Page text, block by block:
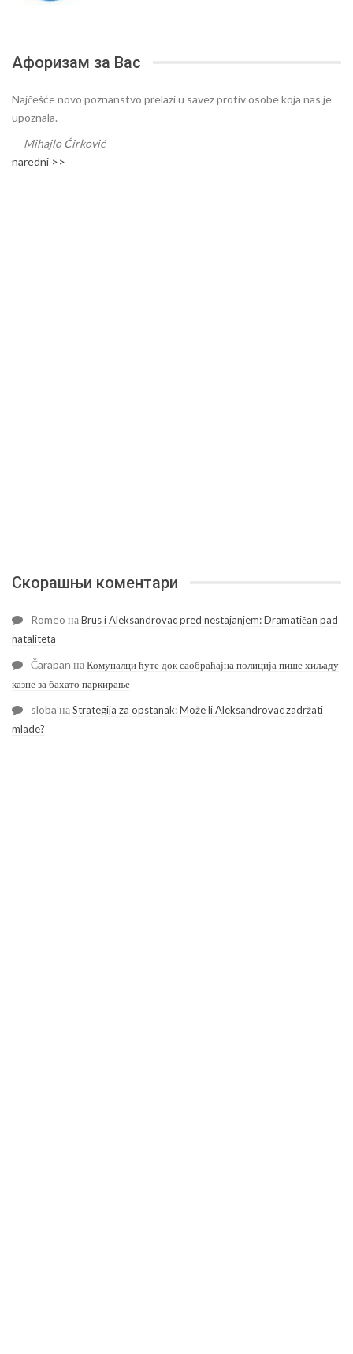
Афоризам за Вас
Najčešće novo poznanstvo prelazi u savez protiv osobe koja nas je
upoznala.
— Mihajlo Ćirković
naredni >>
Скорашњи коментари
Romeo наBrus i Aleksandrovac pred nestajanjem: Dramatičan pad
nataliteta
Čarapan наКомуналци ћуте док саобраћајна полиција пише хиљаду
казне за бахато паркирање
sloba наStrategija za opstanak: Može li Aleksandrovac zadržati
mlade?